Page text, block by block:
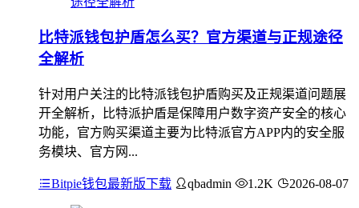
比特派钱包护盾怎么买？官方渠道与正规途径
全解析
针对用户关注的比特派钱包护盾购买及正规渠道问题展
开全解析，比特派护盾是保障用户数字资产安全的核心
功能，官方购买渠道主要为比特派官方APP内的安全服
务模块、官方网...
Bitpie钱包最新版下载 qbadmin 1.2K 2026-08-07